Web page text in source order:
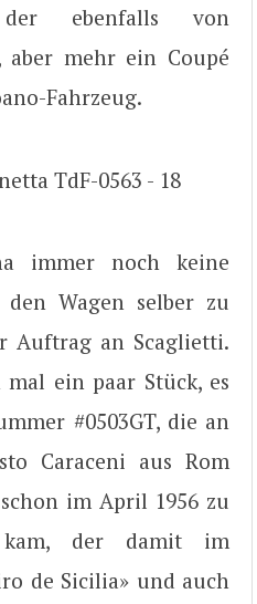
ebenfalls von
mehr ein Coupé
Fahrzeug.
immer noch keine
Wagen selber zu
Auftrag an Scaglietti.
ein paar Stück, es
#0503GT, die an
Caraceni aus Rom
im April 1956 zu
kam, der damit im
de Sicilia» und auch